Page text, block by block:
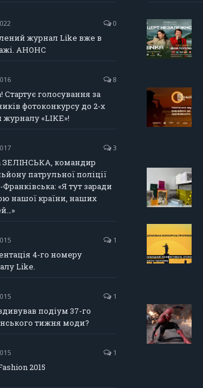
0
журнал Like вже в
АНОНС
8
Стартує голосування за
фотоконкурсу до 2-х
журналу «LIKE»!
3
ЗЕЛІНСЬКА, командир
патрульної поліції
Франківська: «Я тут заради
нашої країни, наших
1
4-го номеру
Like.
1
подіум 37-го
тижня моди?
1
2015